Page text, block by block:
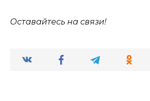
Оставайтесь на связи!